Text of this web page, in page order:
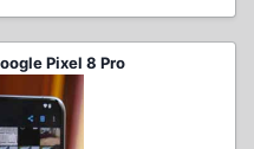
Pixel 8 Pro